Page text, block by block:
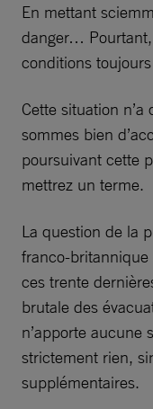
En mettant
danger…
conditions
Cette situation
sommes bien
poursuivant cette
mettrez un terme.
La question de la
franco-britannique
ces trente
brutale des
n’apporte aucune
strictement rien,
supplémentaires.